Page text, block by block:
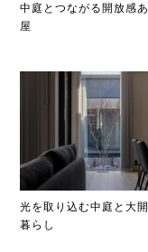
中庭とつながる開放感
屋
光を取り込む中庭と大
暮らし